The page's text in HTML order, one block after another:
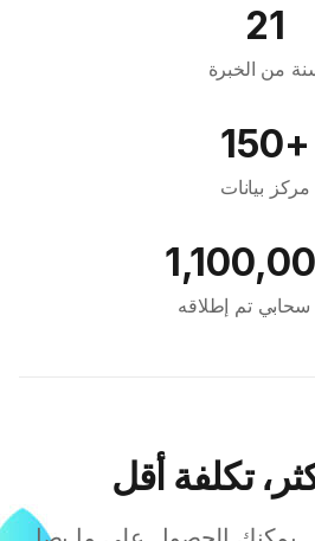
21
من الخبرة
+150
مركز بيانات
سحابي تم إطلاقه
تكلفة أقل